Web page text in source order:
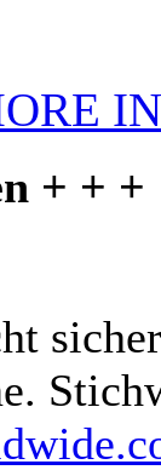
+ + +